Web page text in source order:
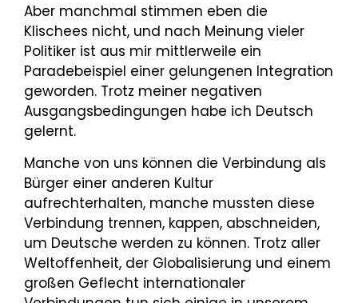
Aber manchmal stimmen eben die
Klischees nicht, und nach Meinung vieler
Politiker ist aus mir mittlerweile ein
Paradebeispiel einer gelungenen Integration
geworden. Trotz meiner negativen
Ausgangsbedingungen habe ich Deutsch
gelernt.
Manche von uns können die Verbindung als
Bürger einer anderen Kultur
aufrechterhalten, manche mussten diese
Verbindung trennen, kappen, abschneiden,
um Deutsche werden zu können. Trotz aller
Weltoffenheit, der Globalisierung und einem
großen Geflecht internationaler